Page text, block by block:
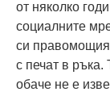
от няколко
социалните
си правомощия
с печат в
обаче не е